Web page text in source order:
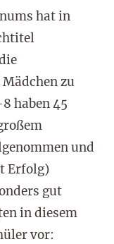
hat in
zu
haben 45
und
Erfolg)
gut
in diesem
vor: